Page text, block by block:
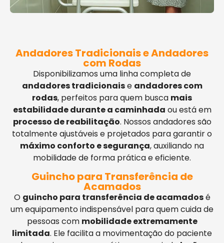
Andadores Tradicionais e Andadores
com Rodas
Disponibilizamos uma linha completa de
andadores tradicionaise andadores com
rodas, perfeitos para quem busca mais
estabilidade durante a caminhada ou está em
processo de reabilitação. Nossos andadores são
totalmente ajustáveis e projetados para garantir o
máximo conforto e segurança, auxiliando na
mobilidade de forma prática e eficiente.
Guincho para Transferência de
Acamados
O guincho para transferência de acamadosé
um equipamento indispensável para quem cuida de
pessoas com mobilidade extremamente
limitada. Ele facilita a movimentação do paciente